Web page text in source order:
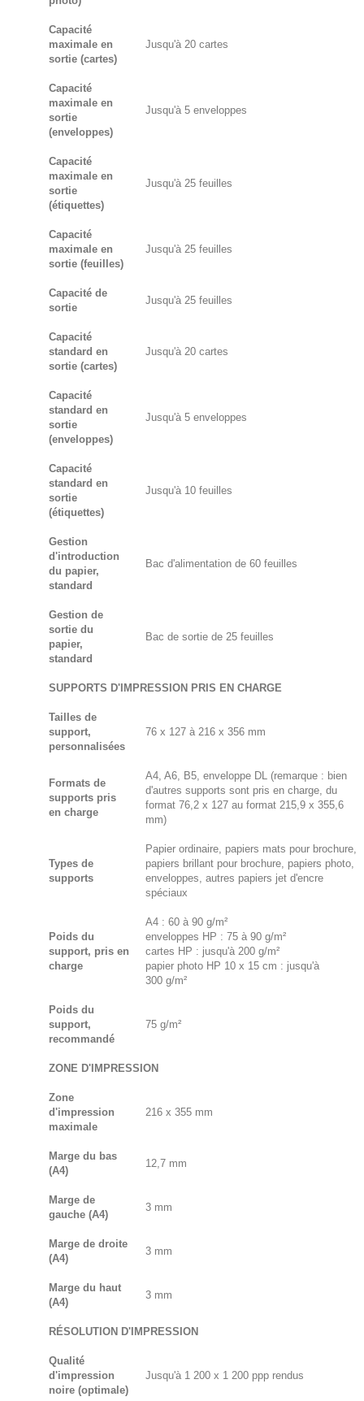
Capacité
maximale en
sortie (cartes)
Jusqu'à 20 cartes
Capacité
maximale en
sortie
(enveloppes)
Jusqu'à 5 enveloppes
Capacité
maximale en
sortie
(étiquettes)
Jusqu'à 25 feuilles
Capacité
maximale en
sortie (feuilles)
Jusqu'à 25 feuilles
Capacité de
sortie
Jusqu'à 25 feuilles
Capacité
standard en
sortie (cartes)
Jusqu'à 20 cartes
Capacité
standard en
sortie
(enveloppes)
Jusqu'à 5 enveloppes
Capacité
standard en
sortie
(étiquettes)
Jusqu'à 10 feuilles
Gestion
d'introduction
du papier,
standard
Bac d'alimentation de 60 feuilles
Gestion de
sortie du
papier,
standard
Bac de sortie de 25 feuilles
SUPPORTS D'IMPRESSION PRIS EN CHARGE
Tailles de
support,
personnalisées
76 x 127 à 216 x 356 mm
Formats de
supports pris
en charge
A4, A6, B5, enveloppe DL (remarque : bien
d'autres supports sont pris en charge, du
format 76,2 x 127 au format 215,9 x 355,6
mm)
Types de
supports
Papier ordinaire, papiers mats pour brochure,
papiers brillant pour brochure, papiers photo,
enveloppes, autres papiers jet d'encre
spéciaux
Poids du
support, pris en
charge
A4 : 60 à 90 g/m²
enveloppes HP : 75 à 90 g/m²
cartes HP : jusqu'à 200 g/m²
papier photo HP 10 x 15 cm : jusqu'à
300 g/m²
Poids du
support,
recommandé
75 g/m²
ZONE D'IMPRESSION
Zone
d'impression
maximale
216 x 355 mm
Marge du bas
(A4)
12,7 mm
Marge de
gauche (A4)
3 mm
Marge de droite
(A4)
3 mm
Marge du haut
(A4)
3 mm
RÉSOLUTION D'IMPRESSION
Qualité
d'impression
noire (optimale)
Jusqu'à 1 200 x 1 200 ppp rendus